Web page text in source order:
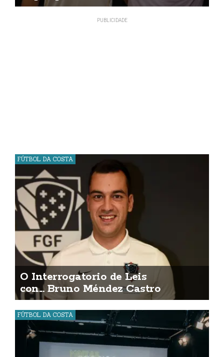
FÚTBOL DA COSTA
O Interrogatorio de Leis
con... Bruno Méndez Castro
FÚTBOL DA COSTA